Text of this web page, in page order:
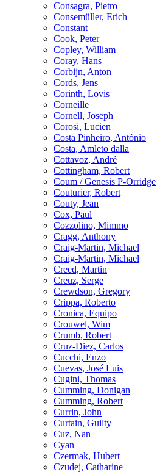
Consagra, Pietro
Consemüller, Erich
Constant
Cook, Peter
Copley, William
Coray, Hans
Corbijn, Anton
Cords, Jens
Corinth, Lovis
Corneille
Cornell, Joseph
Corosi, Lucien
Costa Pinheiro, António
Costa, Amleto dalla
Cottavoz, André
Cottingham, Robert
Coum / Genesis P-Orridge
Couturier, Robert
Couty, Jean
Cox, Paul
Cozzolino, Mimmo
Cragg, Anthony
Craig-Martin, Michael
Craig-Martin, Michael
Creed, Martin
Creuz, Serge
Crewdson, Gregory
Crippa, Roberto
Cronica, Equipo
Crouwel, Wim
Crumb, Robert
Cruz-Diez, Carlos
Cucchi, Enzo
Cuevas, José Luis
Cugini, Thomas
Cumming, Donigan
Cumming, Robert
Currin, John
Curtain, Guilty
Cuz, Nan
Cyan
Czermak, Hubert
Czudej, Catharine